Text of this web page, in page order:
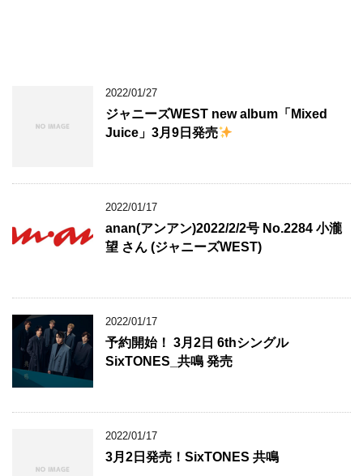
2022/01/27
ジャニーズWEST new album「Mixed
Juice」3月9日発売
2022/01/17
anan(アンアン)2022/2/2号 No.2284 小瀧
望 さん (ジャニーズWEST)
2022/01/17
予約開始！ 3月2日 6thシングル
SixTONES_共鳴 発売
2022/01/17
3月2日発売！SixTONES 共鳴